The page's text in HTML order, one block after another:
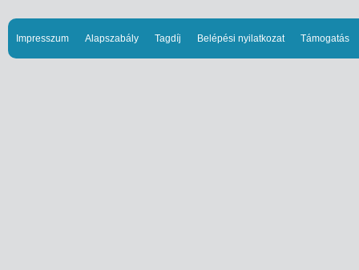
Impresszum Alapszabály Tagdíj Belépési nyilatkozat Támogatás